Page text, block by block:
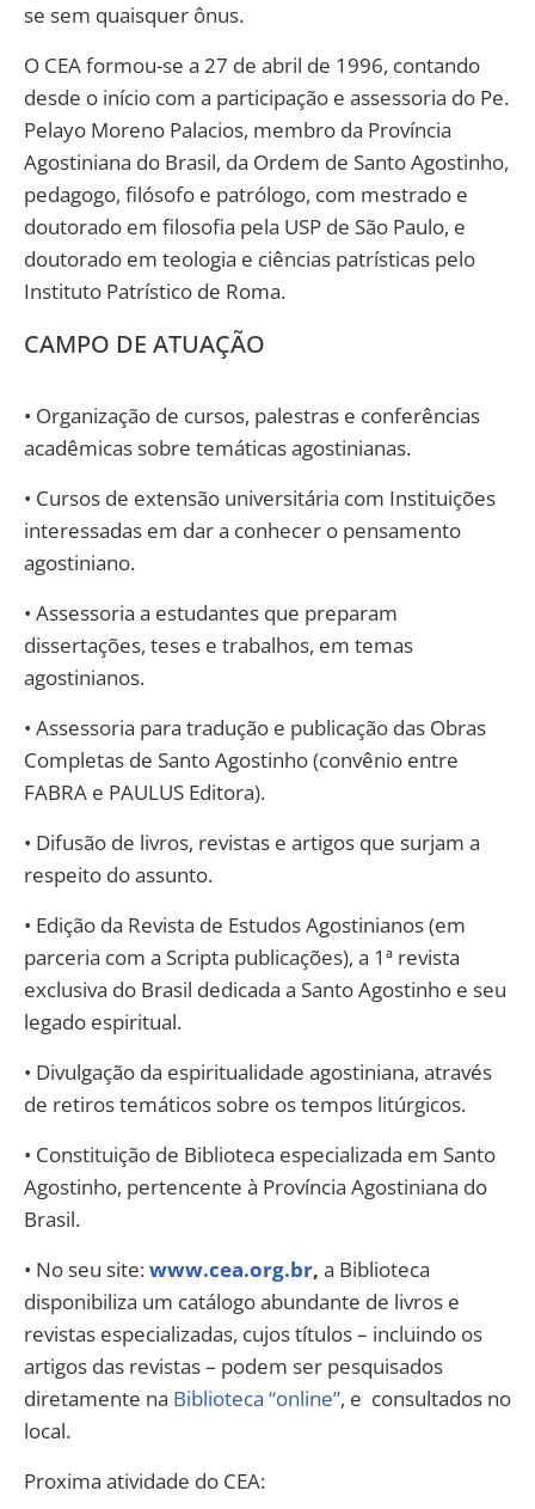
se sem quaisquer ônus.
O CEA formou-se a 27 de abril de 1996, contando
desde o início com a participação e assessoria do Pe.
Pelayo Moreno Palacios, membro da Província
Agostiniana do Brasil, da Ordem de Santo Agostinho,
pedagogo, filósofo e patrólogo, com mestrado e
doutorado em filosofia pela USP de São Paulo, e
doutorado em teologia e ciências patrísticas pelo
Instituto Patrístico de Roma.
CAMPO DE ATUAÇÃO
• Organização de cursos, palestras e conferências
acadêmicas sobre temáticas agostinianas.
• Cursos de extensão universitária com Instituições
interessadas em dar a conhecer o pensamento
agostiniano.
• Assessoria a estudantes que preparam
dissertações, teses e trabalhos, em temas
agostinianos.
• Assessoria para tradução e publicação das Obras
Completas de Santo Agostinho (convênio entre
FABRA e PAULUS Editora).
• Difusão de livros, revistas e artigos que surjam a
respeito do assunto.
• Edição da Revista de Estudos Agostinianos (em
parceria com a Scripta publicações), a 1ª revista
exclusiva do Brasil dedicada a Santo Agostinho e seu
legado espiritual.
• Divulgação da espiritualidade agostiniana, através
de retiros temáticos sobre os tempos litúrgicos.
• Constituição de Biblioteca especializada em Santo
Agostinho, pertencente à Província Agostiniana do
Brasil.
• No seu site:www.cea.org.br, a Biblioteca
disponibiliza um catálogo abundante de livros e
revistas especializadas, cujos títulos – incluindo os
artigos das revistas – podem ser pesquisados
diretamente na Biblioteca “online”, e consultados no
local.
Proxima atividade do CEA: